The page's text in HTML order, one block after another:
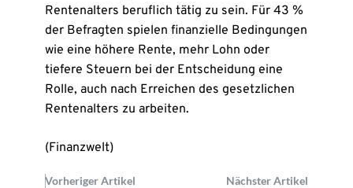
Rentenalters beruflich tätig zu sein. Für 43 %
der Befragten spielen finanzielle Bedingungen
wie eine höhere Rente, mehr Lohn oder
tiefere Steuern bei der Entscheidung eine
Rolle, auch nach Erreichen des gesetzlichen
Rentenalters zu arbeiten.
(Finanzwelt)
Vorheriger Artikel Nächster Artikel